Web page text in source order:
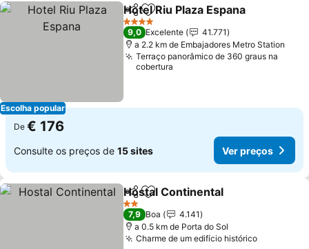
Escolha popular
PartilharAdicionar aos favoritos
Hotel Riu Plaza Espana
4 Estrelas
9,0 Excelente
41.771
a 2.2 km de Embajadores Metro Station
Terraço panorâmico de 360 graus na
cobertura
De € 176
Consulte os preços de 15 sites Ver preços
PartilharAdicionar aos favoritos
Hostal Continental
2 Estrelas
7,9 Boa
4.141
a 0.5 km de Porta do Sol
Charme de um edifício históricoVer